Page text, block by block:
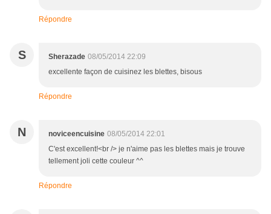
Répondre
S Sherazade 08/05/2014 22:09
excellente façon de cuisinez les blettes, bisous
Répondre
N noviceencuisine 08/05/2014 22:01
C'est excellent!<br /> je n'aime pas les blettes mais je trouve
tellement joli cette couleur ^^
Répondre